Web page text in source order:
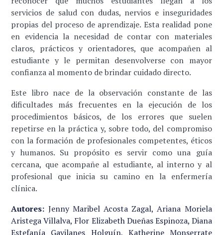
servicios de salud con dudas, nervios e inseguridades
propias del proceso de aprendizaje. Esta realidad pone
en evidencia la necesidad de contar con materiales
claros, prácticos y orientadores, que acompañen al
estudiante y le permitan desenvolverse con mayor
confianza al momento de brindar cuidado directo.
Este libro nace de la observación constante de las
dificultades más frecuentes en la ejecución de los
procedimientos básicos, de los errores que suelen
repetirse en la práctica y, sobre todo, del compromiso
con la formación de profesionales competentes, éticos
y humanos. Su propósito es servir como una guía
cercana, que acompañe al estudiante, al interno y al
profesional que inicia su camino en la enfermería
clínica.
Autores: Jenny Maribel Acosta Zagal, Ariana Moriela
Aristega Villalva, Flor Elizabeth Dueñas Espinoza, Diana
Estefanía Gavilanes Holguín, Katherine Monserrate